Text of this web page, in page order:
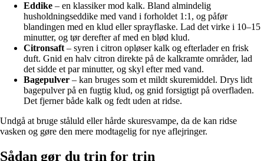
Eddike – en klassiker mod kalk. Bland almindelig
husholdningseddike med vand i forholdet 1:1, og påfør
blandingen med en klud eller sprayflaske. Lad det virke i 10–15
minutter, og tør derefter af med en blød klud.
Citronsaft– syren i citron opløser kalk og efterlader en frisk
duft. Gnid en halv citron direkte på de kalkramte områder, lad
det sidde et par minutter, og skyl efter med vand.
Bagepulver – kan bruges som et mildt skuremiddel. Drys lidt
bagepulver på en fugtig klud, og gnid forsigtigt på overfladen.
Det fjerner både kalk og fedt uden at ridse.
Undgå at bruge ståluld eller hårde skuresvampe, da de kan ridse
vasken og gøre den mere modtagelig for nye aflejringer.
Sådan gør du trin for trin